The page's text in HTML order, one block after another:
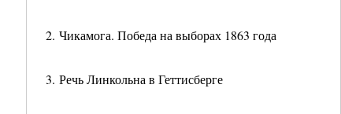
2. Чикамога. Победа на выборах 1863 года
3. Речь Линкольна в Геттисберге